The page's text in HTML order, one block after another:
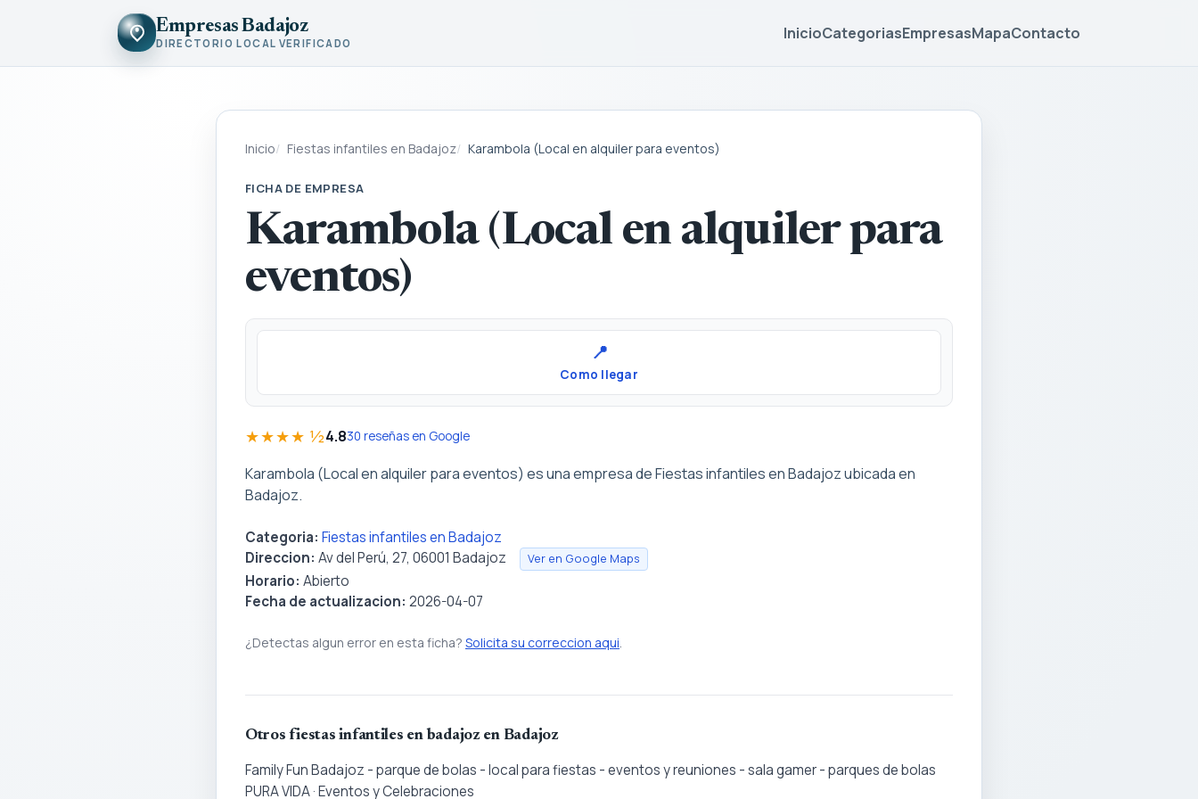
Empresas Badajoz
DIRECTORIO LOCAL VERIFICADO
InicioCategoriasEmpresasMapaContacto
Inicio Fiestas infantiles en Badajoz Karambola (Local en alquiler para eventos)
FICHA DE EMPRESA
Karambola (Local en alquiler para
eventos)
📍
Como llegar
★★★★ ½4.830 reseñas en Google
Karambola (Local en alquiler para eventos) es una empresa de Fiestas infantiles en Badajoz ubicada en
Badajoz.
Categoria: Fiestas infantiles en Badajoz
Direccion: Av del Perú, 27, 06001 Badajoz Ver en Google Maps
Horario: Abierto
Fecha de actualizacion: 2026-04-07
¿Detectas algun error en esta ficha? Solicita su correccion aqui
Otros fiestas infantiles en badajoz en Badajoz
Family Fun Badajoz - parque de bolas - local para fiestas - eventos y reuniones - sala gamer - parques de bolas
PURA VIDA · Eventos y Celebraciones